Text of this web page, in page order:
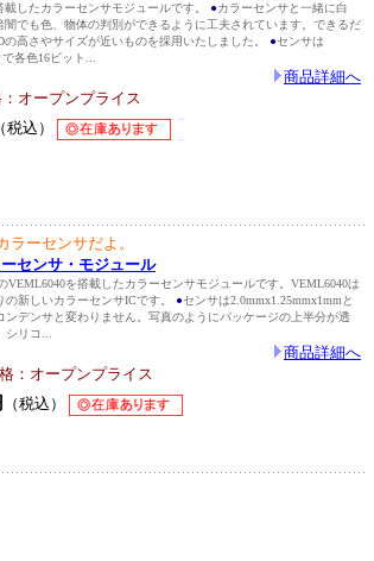
載したカラーセンサモジュールです。 ●カラーセンサと一緒に白
闇でも色、物体の判別ができるように工夫されています。できるだ
高さやサイズが近いものを採用いたしました。 ●センサは
各色16ビット...
商品詳細へ
オープンプライス
（税込）
ラーセンサだよ。
センサ・モジュール
VEML6040を搭載したカラーセンサモジュールです。VEML6040は
の新しいカラーセンサICです。 ●センサは2.0mmx1.25mmx1mmと
ンデンサと変わりません。写真のようにパッケージの上半分が透
リコ...
商品詳細へ
：オープンプライス
（税込）